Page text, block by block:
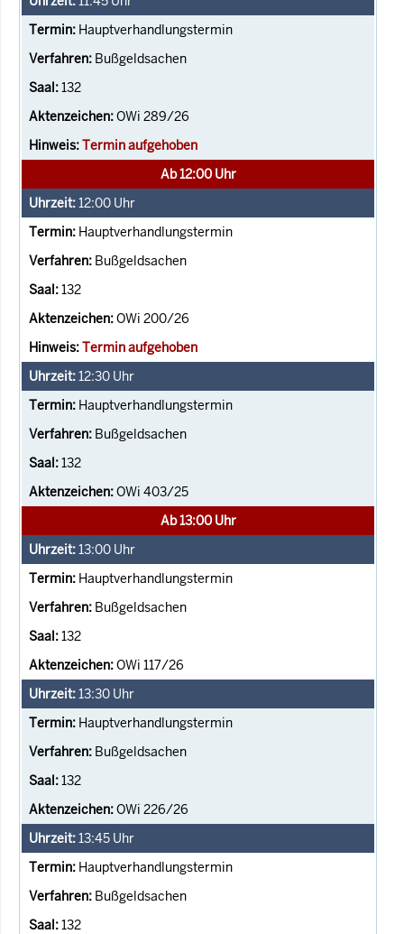
Hauptverhandlungstermin
Bußgeldsachen
132
OWi 289/26
Termin aufgehoben
Ab 12:00 Uhr
12:00 Uhr
Hauptverhandlungstermin
Bußgeldsachen
132
OWi 200/26
Termin aufgehoben
12:30 Uhr
Hauptverhandlungstermin
Bußgeldsachen
132
OWi 403/25
Ab 13:00 Uhr
13:00 Uhr
Hauptverhandlungstermin
Bußgeldsachen
132
OWi 117/26
13:30 Uhr
Hauptverhandlungstermin
Bußgeldsachen
132
OWi 226/26
13:45 Uhr
Hauptverhandlungstermin
Bußgeldsachen
132